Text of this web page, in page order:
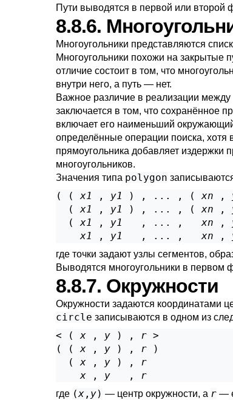
Пути выводятся в первой или второй
8.8.6.
Многоугольники представляются
Многоугольники похожи на закрытые
отличие состоит в том, что
внутри него, а путь — нет.
Важное различие в реализации между
заключается в том, что сохранённое
включает его наименьший
определённые операции поиска,
прямоугольника добавляет издержки
многоугольников.
Значения типа polygon
( ( x1 , y1 ) , ... , ( xn ,
  (
x1 , y1 ) , ... , ( xn ,
  (
x1 , y1
   , ... ,
xn ,
x1
, y1
   , ... ,
xn ,
где точки задают узлы сегментов,
Выводятся многоугольники в первом
8.8.7. Окружности
Окружности задаются координатами
circle записываются в одном из
< ( x , y ) , r >
( ( x , y ) , r )
  (
x , y ) , r
x , y
   ,
r
где (x , y) — центр окружности, а r —